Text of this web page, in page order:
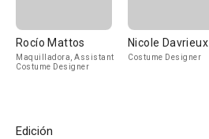
Rocío Mattos
Maquilladora, Assistant
Costume Designer
Nicole Davrieux
Costume Designer
Edición